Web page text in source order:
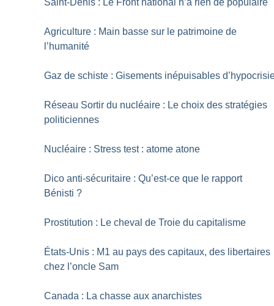
Agriculture : Main basse sur le patrimoine de
l’humanité
Gaz de schiste : Gisements inépuisables
Réseau Sortir du nucléaire : Le choix des stratégies
politiciennes
Nucléaire : Stress test : atome atone
Dico anti-sécuritaire : Qu’est-ce que le rapport
Bénisti ?
Prostitution : Le cheval de Troie du capitalisme
États-Unis : M1 au pays des capitaux, des libertaires
chez l’oncle Sam
Canada : La chasse aux anarchistes